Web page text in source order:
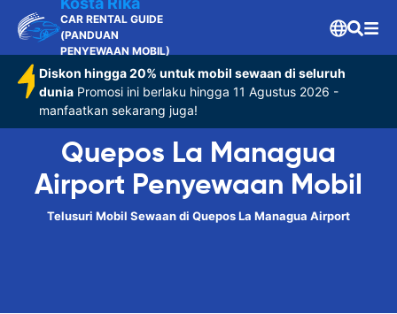
CAR RENTAL GUIDE
(PANDUAN
PENYEWAAN MOBIL)
Diskon hingga 20% untuk mobil sewaan di seluruh
dunia Promosi ini berlaku hingga 11 Agustus 2026 -
manfaatkan sekarang juga!
Quepos La Managua
Airport Penyewaan Mobil
Telusuri Mobil Sewaan di Quepos La Managua Airport